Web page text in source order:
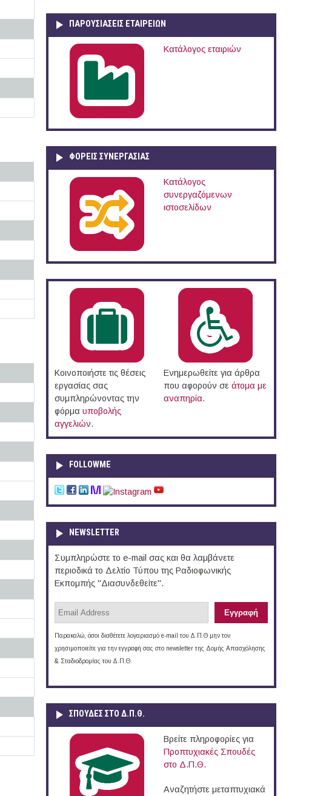
ΠΑΡΟΥΣΙΆΣΕΙΣ ΕΤΑΙΡΕΙΏΝ
Κατάλογος εταιριών
ΦΟΡΕΙΣ ΣΥΝΕΡΓΑΣΙΑΣ
Κατάλογος
συνεργαζόμενων
ιστοσελίδων
Κοινοποιήστε τις θέσεις
εργασίας σας
συμπληρώνοντας την
φόρμα υποβολής
αγγελιών.
Ενημερωθείτε για άρθρα
που αφορούν σε άτομα με
αναπηρία.
FOLLOWME
NEWSLETTER
Συμπληρώστε το e-mail σας και θα λαμβάνετε
περιοδικά το Δελτίο Τύπου της Ραδιοφωνικής
Εκπομπής "Διασυνδεθείτε".
Παρακαλώ, όσοι διαθέτετε λογαριασμό e-mail του Δ.Π.Θ μην τον
χρησιμοποιείτε για την εγγραφή σας στο newsletter της Δομής Απασχόλησης
& Σταδιοδρομίας του Δ.Π.Θ.
ΣΠΟΥΔΈΣ ΣΤΟ Δ.Π.Θ.
Βρείτε πληροφορίες για
Προπτυχιακές Σπουδές
στο Δ.Π.Θ.
Αναζητήστε μεταπτυχιακά